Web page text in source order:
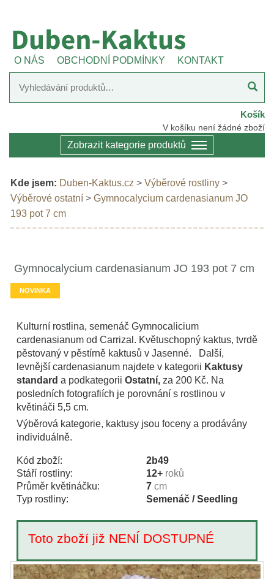
O NÁS OBCHODNÍ PODMÍNKY KONTAKT
Košík
V košíku není žádné zboží
Zobrazit kategorie produktů
Kde jsem: Duben-Kaktus.cz > Výběrové rostliny >
Výběrové ostatní > Gymnocalycium cardenasianum JO
193 pot 7 cm
Gymnocalycium cardenasianum JO 193 pot 7 cm
NOVINKA
Kulturní rostlina, semenáč Gymnocalicium
cardenasianum od Carrizal. Květuschopný kaktus, tvrdě
pěstovaný v pěstírně kaktusů v Jasenné. Další,
levnější cardenasianum najdete v kategorii Kaktusy
standard a podkategorii Ostatní, za 200 Kč. Na
posledních fotografiích je porovnání s rostlinou v
květináči 5,5 cm.
Výběrová kategorie, kaktusy jsou foceny a prodávány
individuálně.
Kód zboží:
2b49
Stáří rostliny:
12+ roků
Průměr květináčku:
7 cm
Typ rostliny:
Semenáč / Seedling
Toto zboží již NENÍ DOSTUPNÉ